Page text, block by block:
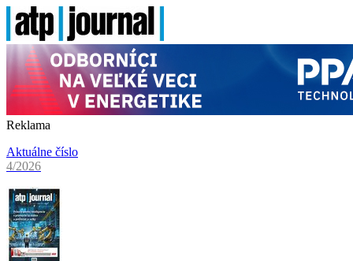
Reklama
Aktuálne číslo
4/2026